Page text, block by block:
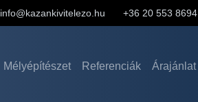
info@kazankivitelezo.hu +36 20 553 8694
Mélyépítészet Referenciák Árajánlat